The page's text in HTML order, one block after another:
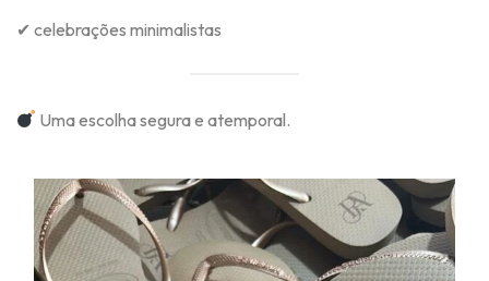
✔ celebrações minimalistas
Uma escolha segura e atemporal.